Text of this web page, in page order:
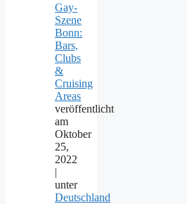
Gay-
Szene
Bonn:
Bars,
Clubs
&
Cruising
Areas
veröffentlicht
am
Oktober
25,
2022
|
unter
Deutschland